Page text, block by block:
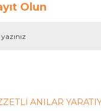
Olun
ANILAR